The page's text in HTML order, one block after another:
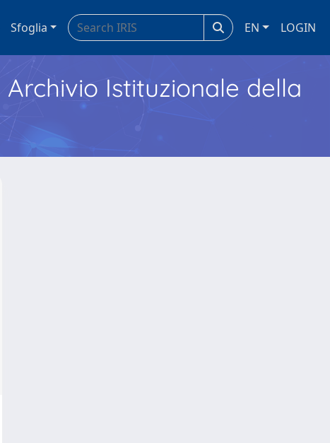
Sfoglia EN LOGIN
Archivio Istituzionale della